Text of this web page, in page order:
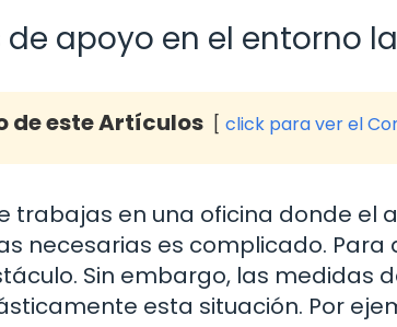
de apoyo en el entorno
de este Artículos click para ver el
trabajas en una oficina donde el
necesarias es complicado.
Sin embargo, las medidas
esta situación. Por